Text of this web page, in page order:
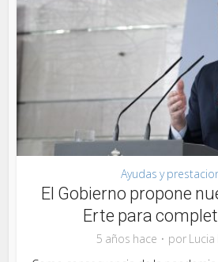
Ayudas y
El Gobierno propone
Erte para
5 años hace por